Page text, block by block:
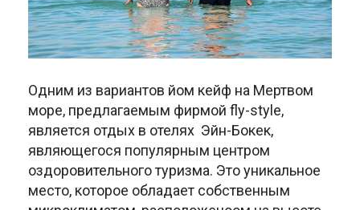
Одним из вариантов йом кейф на Мертвом
море, предлагаемым фирмой fly-style,
является отдых в отелях Эйн-Бокек,
являющегося популярным центром
оздоровительного туризма. Это уникальное
место, которое обладает собственным